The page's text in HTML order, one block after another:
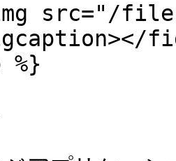
src="/files/
%}